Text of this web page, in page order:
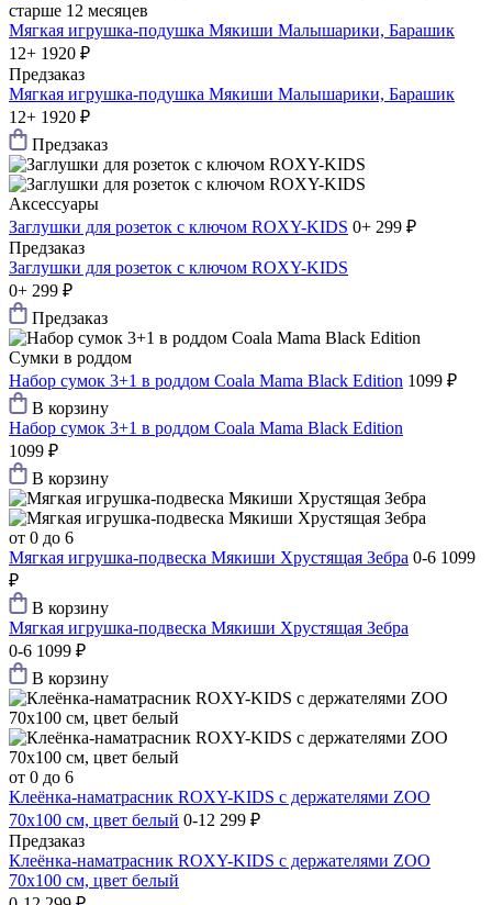
старше 12 месяцев
Мягкая игрушка-подушка Мякиши Малышарики, Барашик
12+ 1920 ₽
Предзаказ
Мягкая игрушка-подушка Мякиши Малышарики, Барашик
12+ 1920 ₽
Предзаказ
Аксессуары
Заглушки для розеток с ключом ROXY-KIDS 0+ 299 ₽
Предзаказ
Заглушки для розеток с ключом ROXY-KIDS
0+ 299 ₽
Предзаказ
Сумки в роддом
Набор сумок 3+1 в роддом Coala Mama Black Edition 1099 ₽
В корзину
Набор сумок 3+1 в роддом Coala Mama Black Edition
1099 ₽
В корзину
от 0 до 6
Мягкая игрушка-подвеска Мякиши Хрустящая Зебра 0-6 1099
₽
В корзину
Мягкая игрушка-подвеска Мякиши Хрустящая Зебра
0-6 1099 ₽
В корзину
от 0 до 6
Клеёнка-наматрасник ROXY-KIDS с держателями ZOO
70х100 см, цвет белый 0-12 299 ₽
Предзаказ
Клеёнка-наматрасник ROXY-KIDS с держателями ZOO
70х100 см, цвет белый